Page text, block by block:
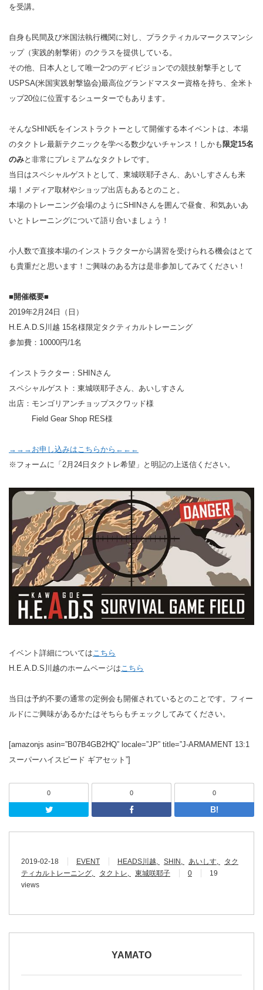
を受講。
自身も民間及び米国法執行機関に対し、プラクティカルマークスマンシ
ップ（実践的射撃術）のクラスを提供している。
その他、日本人として唯一2つのディビジョンでの競技射撃手として
USPSA(米国実践射撃協会)最高位グランドマスター資格を持ち、全米ト
ップ20位に位置するシューターでもあります。
そんなSHIN氏をインストラクトーとして開催する本イベントは、本場
のタクトレ最新テクニックを学べる数少ないチャンス！しかも 限定15名
のみと非常にプレミアムなタクトレです。
当日はスペシャルゲストとして、東城咲耶子さん、あいしすさんも来
場！メディア取材やショップ出店もあるとのこと。
本場のトレーニング会場のようにSHINさんを囲んで昼食、和気あいあ
いとトレーニングについて語り合いましょう！
小人数で直接本場のインストラクターから講習を受けられる機会はとて
も貴重だと思います！ご興味のある方は是非参加してみてください！
■開催概要■
2019年2月24日（日）
H.E.A.D.S川越 15名様限定タクティカルトレーニング
参加費：10000円/1名
インストラクター：SHINさん
スペシャルゲスト：東城咲耶子さん、あいしすさん
出店：モンゴリアンチョップスクワッド様
Field Gear Shop RES様
→→→お申し込みはこちらから←←←
※フォームに「2月24日タクトレ希望」と明記の上送信ください。
イベント詳細についてはこちら
H.E.A.D.S川越のホームページはこちら
当日は予約不要の通常の定例会も開催されているとのことです。フィー
ルドにご興味があるかたはそちらもチェックしてみてください。
[amazonjs asin=”B07B4GB2HQ” locale=”JP” title=”J-ARMAMENT 13:1
スーパーハイスピード ギアセット”]
0
Twitter
0
Facebook
0
2019-02-18 EVENT HEADS川越 SHIN あいしす
タク
ティカルトレーニング
タクトレ 東城咲耶子 0
19
views
YAMATO